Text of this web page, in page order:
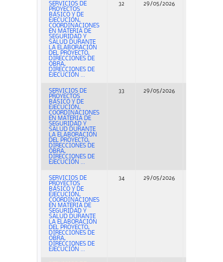
SERVICIOS DE
PROYECTOS
BÁSICO Y DE
EJECUCIÓN,
COORDINACIONES
EN MATERIA DE
SEGURIDAD Y
SALUD DURANTE
LA ELABORACIÓN
DEL PROYECTO,
DIRECCIONES DE
OBRA,
DIRECCIONES DE
EJECUCIÓN ...
32 29/05/2026
SERVICIOS DE
PROYECTOS
BÁSICO Y DE
EJECUCIÓN,
COORDINACIONES
EN MATERIA DE
SEGURIDAD Y
SALUD DURANTE
LA ELABORACIÓN
DEL PROYECTO,
DIRECCIONES DE
OBRA,
DIRECCIONES DE
EJECUCIÓN ...
33 29/05/2026
SERVICIOS DE
PROYECTOS
BÁSICO Y DE
EJECUCIÓN,
COORDINACIONES
EN MATERIA DE
SEGURIDAD Y
SALUD DURANTE
LA ELABORACIÓN
DEL PROYECTO,
DIRECCIONES DE
OBRA,
DIRECCIONES DE
EJECUCIÓN ...
34 29/05/2026